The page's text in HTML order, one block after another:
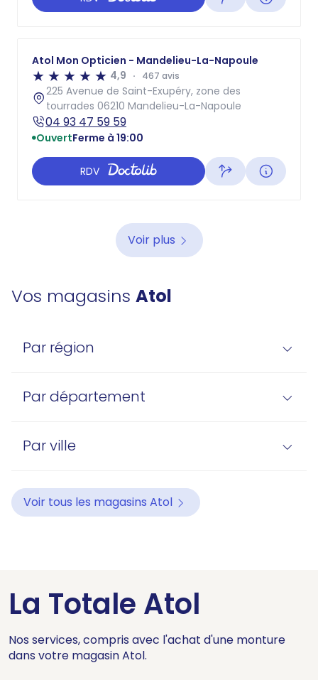
Atol Mon Opticien - Mandelieu-La-Napoule
4,9
467 avis
225 Avenue de Saint-Exupéry, zone des
tourrades 06210 Mandelieu-La-Napoule
04 93 47 59 59
OuvertFerme à 19:00
RDV
Voir plus
Vos magasins Atol
Par région
Par département
Par ville
Voir tous les magasins Atol
La Totale Atol
Nos services, compris avec l'achat d'une monture
dans votre magasin Atol.